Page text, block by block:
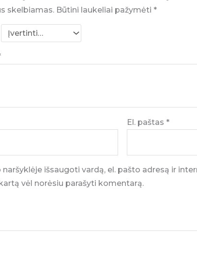
skelbiamas. Būtini laukeliai pažymėti *
El. paštas *
išsaugoti vardą, el. pašto adresą ir
vėl norėsiu parašyti komentarą.